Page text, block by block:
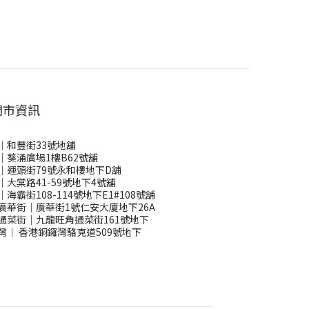
市資訊
和豐街33號地舖
葵涌廣場1樓B62號舖
運頭街79號永和樓地下D舖
大棠路41-59號地下4號舖
海霸街108-114號地下E1#108號舖
華街｜廣華街1號仁安大廈地下26A
菜街｜九龍旺角通菜街161號地下
｜ 香港銅鑼灣駱克道509號地下